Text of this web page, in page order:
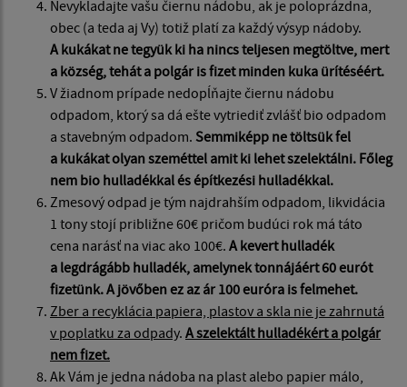
Nevykladajte vašu čiernu nádobu, ak je poloprázdna,
obec (a teda aj Vy) totiž platí za každý výsyp nádoby.
A kukákat ne tegyük ki ha nincs teljesen megtöltve, mert
a község, tehát a polgár is fizet minden kuka ürítéséért.
V žiadnom prípade nedopĺňajte čiernu nádobu
odpadom, ktorý sa dá ešte vytriediť zvlášť bio odpadom
a stavebným odpadom. Semmiképp ne töltsük fel
a kukákat olyan szeméttel amit ki lehet szelektálni. Főleg
nem bio hulladékkal és építkezési hulladékkal.
Zmesový odpad je tým najdrahším odpadom, likvidácia
1 tony stojí približne 60€ pričom budúci rok má táto
cena narásť na viac ako 100€. A kevert hulladék
a legdrágább hulladék, amelynek tonnájáért 60 eurót
fizetünk. A jövőben ez az ár 100 euróra is felmehet.
Zber a recyklácia papiera, plastov a skla nie je zahrnutá
v poplatku za odpady. A szelektált hulladékért a polgár
nem fizet.
Ak Vám je jedna nádoba na plast alebo papier málo,